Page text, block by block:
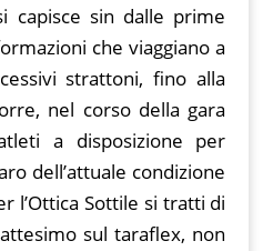
capisce sin dalle prime
che viaggiano a
strattoni, fino alla
nel corso della gara
a disposizione per
dell’attuale condizione
l’Ottica Sottile si tratti di
sul taraflex, non